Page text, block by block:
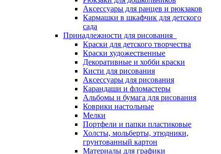
Аксессуары для ранцев и рюкзаков
Кармашки в шкафчик для детского
сада
Принадлежности для рисования
Краски для детского творчества
Краски художественные
Декоративные и хобби краски
Кисти для рисования
Аксессуары для рисования
Карандаши и фломастеры
Альбомы и бумага для рисования
Коврики настольные
Мелки
Портфели и папки пластиковые
Холсты, мольберты, этюдники,
грунтованный картон
Материалы для графики